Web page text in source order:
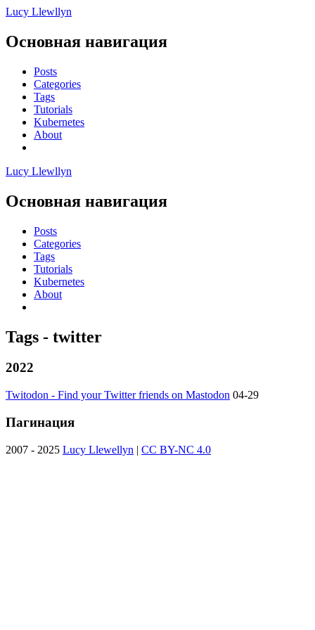
Lucy Llewllyn
Основная навигация
Posts
Categories
Tags
Tutorials
Kubernetes
About
Lucy Llewllyn
Основная навигация
Posts
Categories
Tags
Tutorials
Kubernetes
About
Tags - twitter
2022
Twitodon - Find your Twitter friends on Mastodon 04-29
Пагинация
2007 - 2025 Lucy Llewellyn | CC BY-NC 4.0